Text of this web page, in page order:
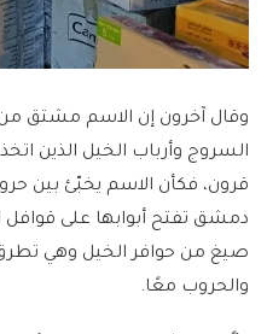
وقال آخرون إن الاسم مشتق
السروج وأرباب الخيل الذين
قرون، فكأن الاسم يخبّئ بين
دمشق تفتح أبوابها على
صيغ من حوافر الخيل وهي
والحروب معًا.